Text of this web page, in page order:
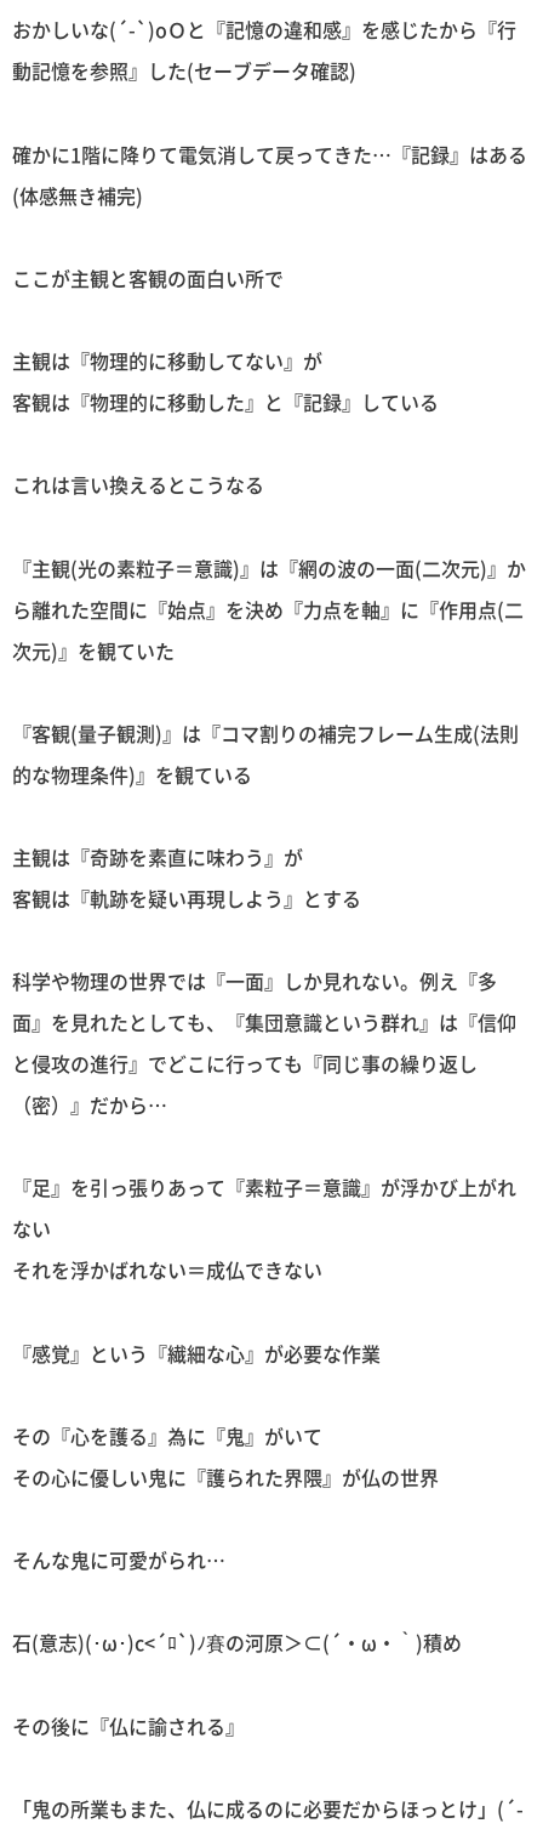
おかしいな(´-`)oＯと『記憶の違和感』を感じたから『行
動記憶を参照』した(セーブデータ確認)
確かに1階に降りて電気消して戻ってきた…『記録』はある
(体感無き補完)
ここが主観と客観の面白い所で
主観は『物理的に移動してない』が
客観は『物理的に移動した』と『記録』している
これは言い換えるとこうなる
『主観(光の素粒子＝意識)』は『網の波の一面(二次元)』か
ら離れた空間に『始点』を決め『力点を軸』に『作用点(二
次元)』を観ていた
『客観(量子観測)』は『コマ割りの補完フレーム生成(法則
的な物理条件)』を観ている
主観は『奇跡を素直に味わう』が
客観は『軌跡を疑い再現しよう』とする
科学や物理の世界では『一面』しか見れない。例え『多
面』を見れたとしても、『集団意識という群れ』は『信仰
と侵攻の進行』でどこに行っても『同じ事の繰り返し
（密）』だから…
『足』を引っ張りあって『素粒子＝意識』が浮かび上がれ
ない
それを浮かばれない＝成仏できない
『感覚』という『繊細な心』が必要な作業
その『心を護る』為に『鬼』がいて
その心に優しい鬼に『護られた界隈』が仏の世界
そんな鬼に可愛がられ…
石(意志)(･ω･)c<´ﾛ`)ﾉ賽の河原＞⊂(´・ω・｀)積め
その後に『仏に諭される』
「鬼の所業もまた、仏に成るのに必要だからほっとけ」(´-